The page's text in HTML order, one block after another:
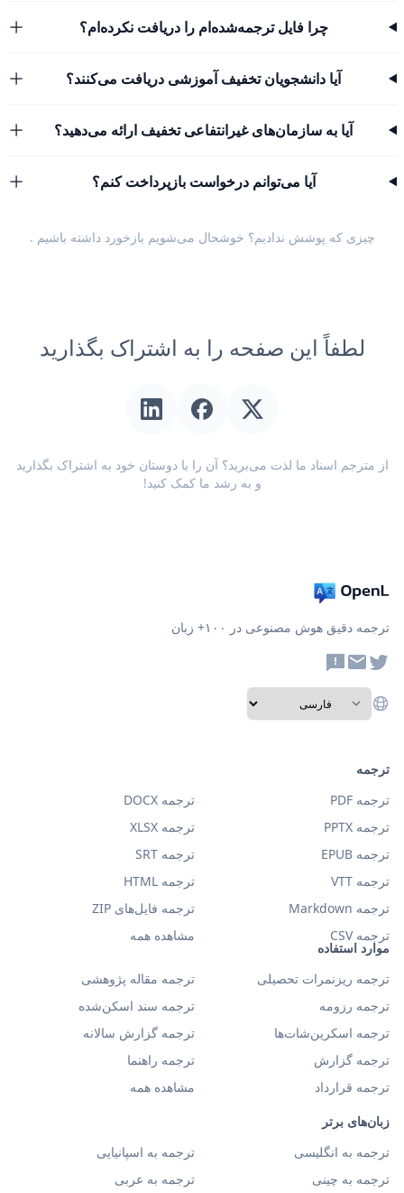
چرا فایل ترجمه‌شده‌ام را دریافت نکرده‌ام؟
آیا دانشجویان تخفیف آموزشی دریافت می‌کنند؟
آیا به سازمان‌های غیرانتفاعی تخفیف ارائه می‌دهید؟
آیا می‌توانم درخواست بازپرداخت کنم؟
چیزی که پوشش ندادیم؟ خوشحال می‌شویم بازخورد داشته باشیم .
لطفاً این صفحه را به اشتراک بگذارید
از مترجم اسناد ما لذت می‌برید؟ آن را با دوستان خود به اشتراک بگذارید
و به رشد ما کمک کنید!
ترجمه دقیق هوش مصنوعی در ۱۰۰+ زبان
موارد استفاده
ترجمه ریزنمرات تحصیلی
ترجمه مقاله پژوهشی
ترجمه رزومه
ترجمه سند اسکن‌شده
ترجمه اسکرین‌شات‌ها
ترجمه گزارش سالانه
ترجمه گزارش
ترجمه راهنما
ترجمه قرارداد
مشاهده همه
زبان‌های برتر
ترجمه به انگلیسی
ترجمه به اسپانیایی
ترجمه به چینی
ترجمه به عربی
ترجمه
ترجمه PDF
ترجمه DOCX
ترجمه PPTX
ترجمه XLSX
ترجمه EPUB
ترجمه SRT
ترجمه VTT
ترجمه HTML
ترجمه Markdown
ترجمه فایل‌های ZIP
ترجمه CSV
مشاهده همه